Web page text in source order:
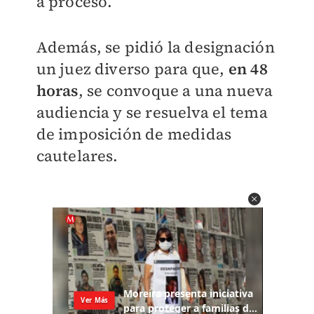
Además, se pidió la designación
un juez diverso para que, en 48
horas, se convoque a una nueva
audiencia y se resuelva el tema
de imposición de medidas
cautelares.